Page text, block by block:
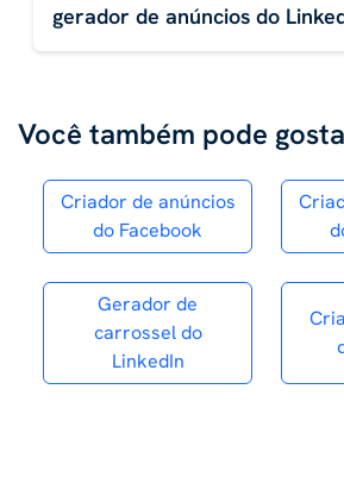
gerador de anúncios do
Você também pode
Criador de anúncios
do Facebook
Gerador de
carrossel do
LinkedIn